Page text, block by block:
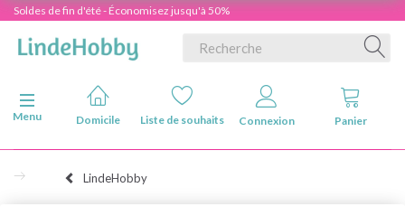
Soldes de fin d'été - Économisez jusqu'à 50%
Basculer la navigation
Menu
Domicile Liste de souhaits Connexion Panier
LindeHobby